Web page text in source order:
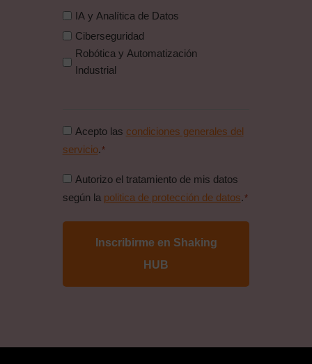
IA y Analítica de Datos
Ciberseguridad
Robótica y Automatización
Industrial
Consentimiento
condiciones
*
Acepto las condiciones generales del
servicio. *
Consentimiento
politica
*
Autorizo el tratamiento de mis datos
según la politica de protección de datos. *